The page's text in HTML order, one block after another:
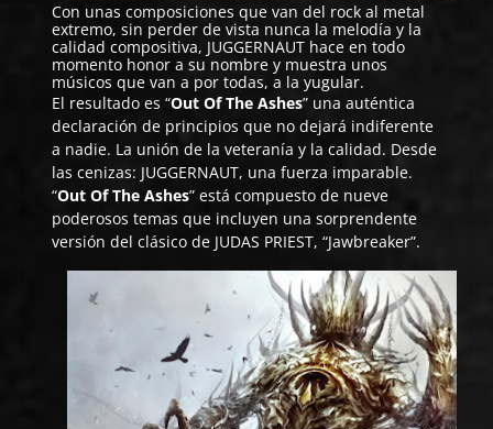
Con unas composiciones que van del rock al metal
extremo, sin perder de vista nunca la melodía y la
calidad compositiva, JUGGERNAUT hace en todo
momento honor a su nombre y muestra unos
músicos que van a por todas, a la yugular.
El resultado es “Out Of The Ashes” una auténtica
declaración de principios que no dejará indiferente
a nadie. La unión de la veteranía y la calidad. Desde
las cenizas: JUGGERNAUT, una fuerza imparable.
“Out Of The Ashes” está compuesto de nueve
poderosos temas que incluyen una sorprendente
versión del clásico de JUDAS PRIEST, “Jawbreaker”.